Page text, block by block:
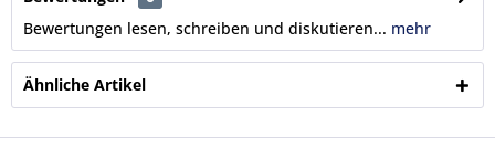
Bewertungen lesen, schreiben und diskutieren... mehr
Ähnliche Artikel